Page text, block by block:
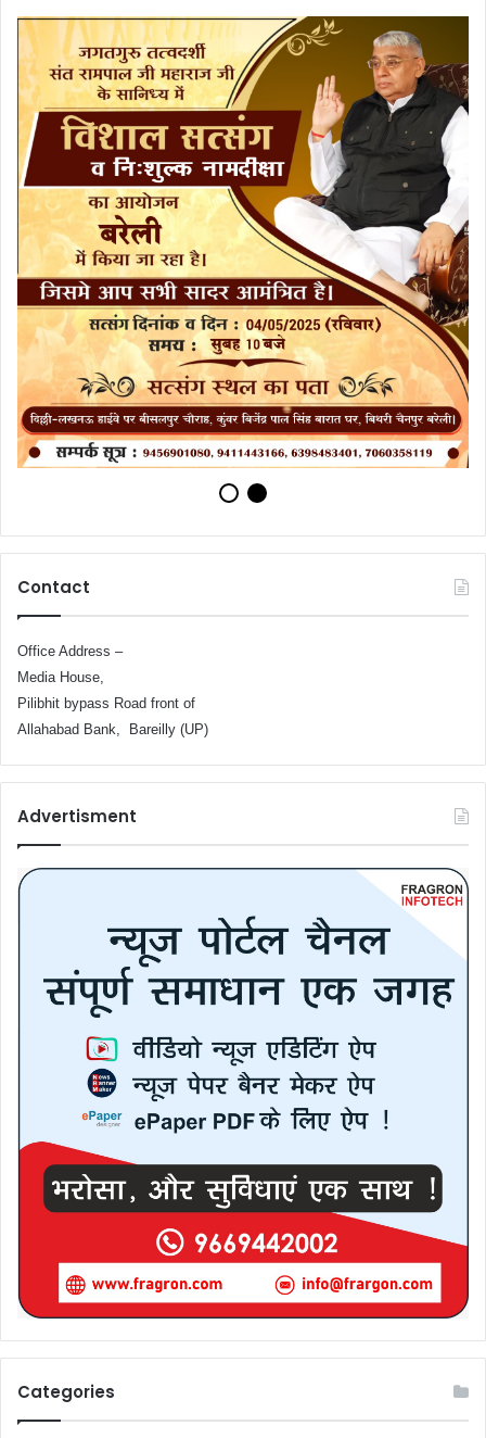
Contact
Media House,
Pilibhit bypass Road front of
Allahabad Bank, Bareilly (UP)
Advertisment
Categories